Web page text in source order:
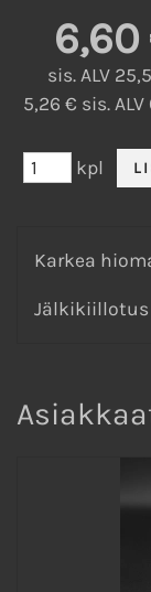
6,60
sis. ALV
5,26 € sis. ALV
kpl
Karkea